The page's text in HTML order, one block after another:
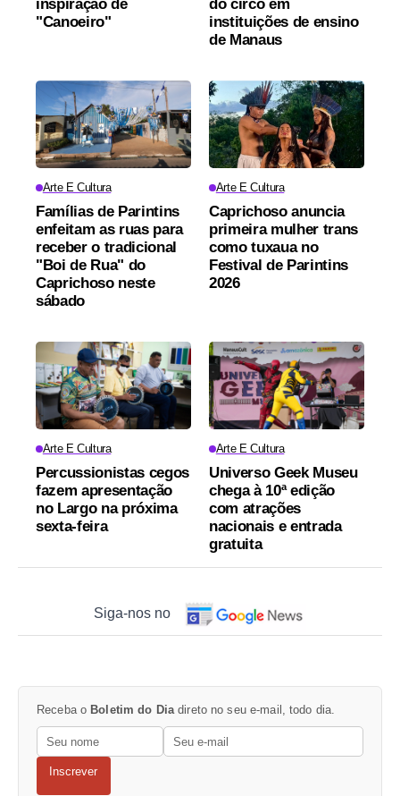
inspiração de
"Canoeiro"
do circo em
instituições de ensino
de Manaus
Arte E Cultura
Famílias de Parintins
enfeitam as ruas para
receber o tradicional
"Boi de Rua" do
Caprichoso neste
sábado
Arte E Cultura
Caprichoso anuncia
primeira mulher trans
como tuxaua no
Festival de Parintins
2026
Arte E Cultura
Percussionistas cegos
fazem apresentação
no Largo na próxima
sexta-feira
Arte E Cultura
Universo Geek Museu
chega à 10ª edição
com atrações
nacionais e entrada
gratuita
Siga-nos no
Receba o Boletim do Dia direto no seu e-mail, todo dia.
Inscrever